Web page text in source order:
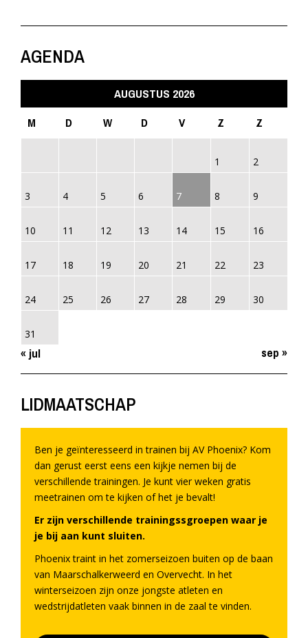
AGENDA
AUGUSTUS 2026
M
D W D V Z Z
1 2
3 4 5 6 7 8 9
10 11 12 13 14 15 16
17 18 19 20 21 22 23
24 25 26 27 28 29 30
31
« jul sep »
LIDMAATSCHAP
Ben je geïnteresseerd in trainen bij AV Phoenix? Kom
dan gerust eerst eens een kijkje nemen bij de
verschillende trainingen. Je kunt vier weken gratis
meetrainen om te kijken of het je bevalt!
Er zijn verschillende trainingssgroepen waar je
je bij aan kunt sluiten.
Phoenix traint in het zomerseizoen buiten op de baan
van Maarschalkerweerd en Overvecht. In het
winterseizoen zijn onze jongste atleten en
wedstrijdatleten vaak binnen in de zaal te vinden.